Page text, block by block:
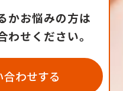
かお悩みの方は
せください。
わせする